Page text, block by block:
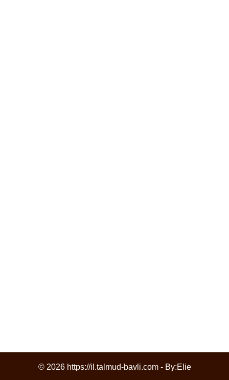
© 2026 https://il.talmud-bavli.com - By:Elie